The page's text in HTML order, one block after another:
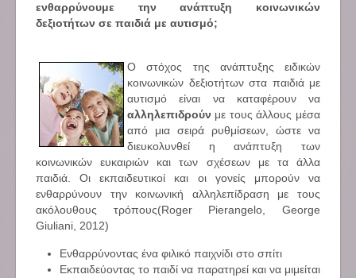
ενθαρρύνουμε την ανάπτυξη κοινωνικών
δεξιοτήτων σε παιδιά με αυτισμό;
Ο στόχος της ανάπτυξης ειδικών
κοινωνικών δεξιοτήτων στα παιδιά με
αυτισμό είναι να καταφέρουν να
αλληλεπιδρούν με τους άλλους μέσα
από μια σειρά ρυθμίσεων, ώστε να
διευκολυνθεί η ανάπτυξη των
κοινωνικών ευκαιριών και των σχέσεων με τα άλλα
παιδιά. Οι εκπαιδευτικοί και οι γονείς μπορούν να
ενθαρρύνουν την κοινωνική αλληλεπίδραση με τους
ακόλουθους τρόπους(Roger Pierangelo, George
Giuliani, 2012)
Ενθαρρύνοντας ένα φιλικό παιχνίδι στο σπίτι
Εκπαιδεύοντας το παιδί να παρατηρεί και να μιμείται